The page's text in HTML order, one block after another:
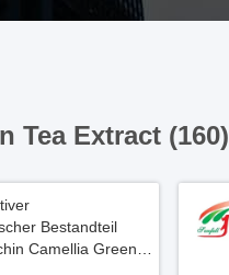
Tea Extract (160)
Bestandteil
Camellia Green